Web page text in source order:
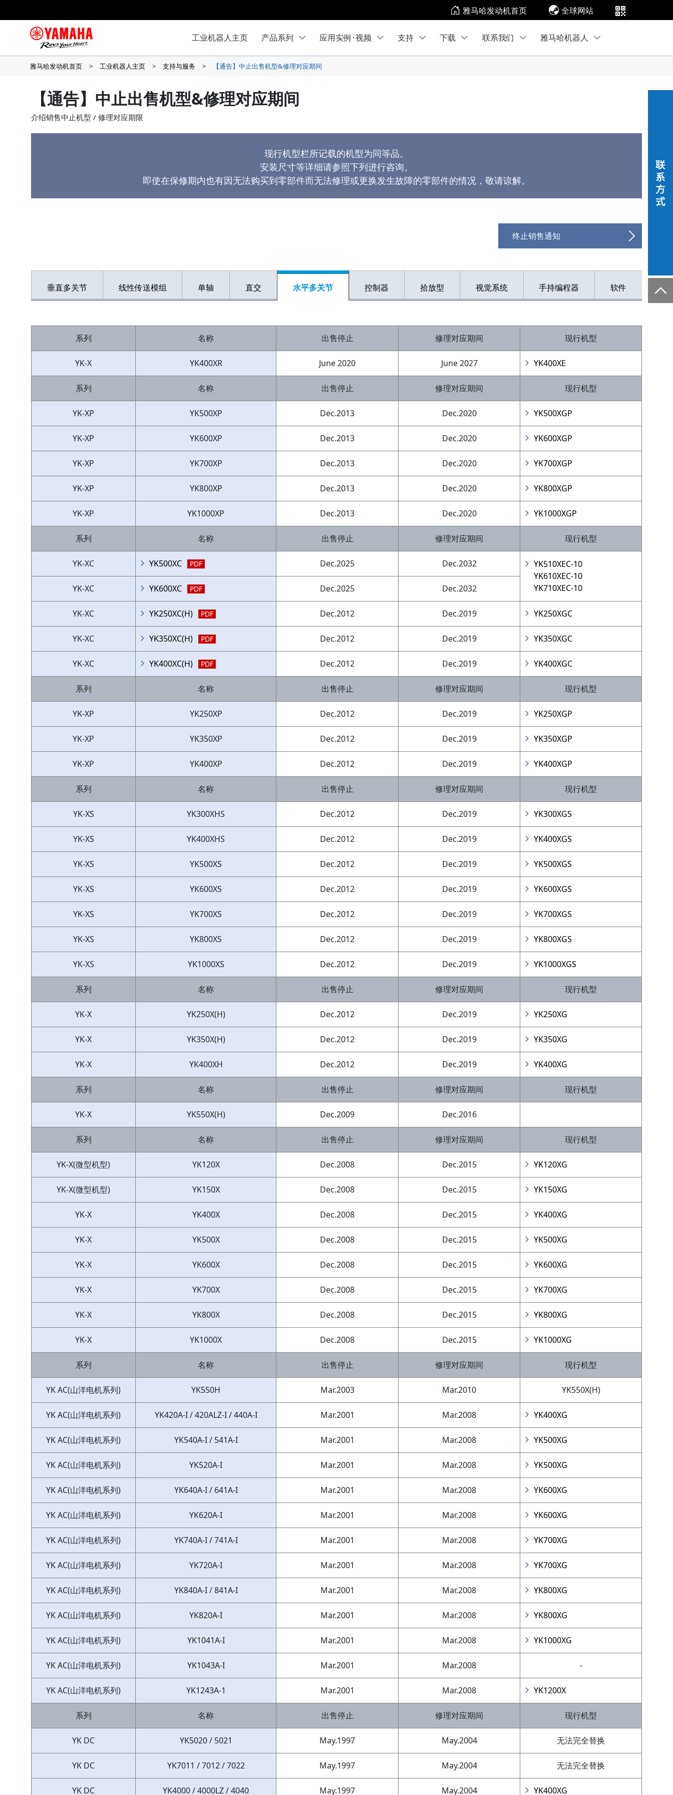
雅马哈发动机首页 全球网站
工业机器人主页 产品系列 应用实例･视频 支持 下载 联系我们 雅马哈机器人
雅马哈发动机首页 工业机器人主页 支持与服务 【通告】中止出售机型&修理对应期间
【通告】中止出售机型&修理对应期间
介绍销售中止机型 / 修理对应期限
现行机型栏所记载的机型为同等品。
安装尺寸等详细请参照下列进行咨询。
即使在保修期内也有因无法购买到零部件而无法修理或更换发生故障的零部件的情况，敬请谅解。
终止销售通知
垂直多关节 线性传送模组 单轴 直交 水平多关节 控制器 拾放型 视觉系统 手持编程器 软件
系列 名称 出售停止 修理对应期间 现行机型
YK-X YK400XR June 2020 June 2027 YK400XE
系列 名称 出售停止 修理对应期间 现行机型
YK-XP YK500XP Dec.2013 Dec.2020 YK500XGP
YK-XP YK600XP Dec.2013 Dec.2020 YK600XGP
YK-XP YK700XP Dec.2013 Dec.2020 YK700XGP
YK-XP YK800XP Dec.2013 Dec.2020 YK800XGP
YK-XP YK1000XP Dec.2013 Dec.2020 YK1000XGP
系列 名称 出售停止 修理对应期间 现行机型
YK-XC YK500XC PDF Dec.2025 Dec.2032
YK510XEC-10
YK610XEC-10
YK710XEC-10
YK-XC YK600XC PDF Dec.2025 Dec.2032
YK-XC YK250XC(H) PDF Dec.2012 Dec.2019 YK250XGC
YK-XC YK350XC(H) PDF Dec.2012 Dec.2019 YK350XGC
YK-XC YK400XC(H) PDF Dec.2012 Dec.2019 YK400XGC
系列 名称 出售停止 修理对应期间 现行机型
YK-XP YK250XP Dec.2012 Dec.2019 YK250XGP
YK-XP YK350XP Dec.2012 Dec.2019 YK350XGP
YK-XP YK400XP Dec.2012 Dec.2019 YK400XGP
系列 名称 出售停止 修理对应期间 现行机型
YK-XS YK300XHS Dec.2012 Dec.2019 YK300XGS
YK-XS YK400XHS Dec.2012 Dec.2019 YK400XGS
YK-XS YK500XS Dec.2012 Dec.2019 YK500XGS
YK-XS YK600XS Dec.2012 Dec.2019 YK600XGS
YK-XS YK700XS Dec.2012 Dec.2019 YK700XGS
YK-XS YK800XS Dec.2012 Dec.2019 YK800XGS
YK-XS YK1000XS Dec.2012 Dec.2019 YK1000XGS
系列 名称 出售停止 修理对应期间 现行机型
YK-X YK250X(H) Dec.2012 Dec.2019 YK250XG
YK-X YK350X(H) Dec.2012 Dec.2019 YK350XG
YK-X YK400XH Dec.2012 Dec.2019 YK400XG
系列 名称 出售停止 修理对应期间 现行机型
YK-X YK550X(H) Dec.2009 Dec.2016
系列 名称 出售停止 修理对应期间 现行机型
YK-X(微型机型) YK120X Dec.2008 Dec.2015 YK120XG
YK-X(微型机型) YK150X Dec.2008 Dec.2015 YK150XG
YK-X YK400X Dec.2008 Dec.2015 YK400XG
YK-X YK500X Dec.2008 Dec.2015 YK500XG
YK-X YK600X Dec.2008 Dec.2015 YK600XG
YK-X YK700X Dec.2008 Dec.2015 YK700XG
YK-X YK800X Dec.2008 Dec.2015 YK800XG
YK-X YK1000X Dec.2008 Dec.2015 YK1000XG
系列 名称 出售停止 修理对应期间 现行机型
YK AC(山洋电机系列) YK550H Mar.2003 Mar.2010 YK550X(H)
YK AC(山洋电机系列) YK420A-I / 420ALZ-I / 440A-I Mar.2001 Mar.2008 YK400XG
YK AC(山洋电机系列) YK540A-I / 541A-I Mar.2001 Mar.2008 YK500XG
YK AC(山洋电机系列) YK520A-I Mar.2001 Mar.2008 YK500XG
YK AC(山洋电机系列) YK640A-I / 641A-I Mar.2001 Mar.2008 YK600XG
YK AC(山洋电机系列) YK620A-I Mar.2001 Mar.2008 YK600XG
YK AC(山洋电机系列) YK740A-I / 741A-I Mar.2001 Mar.2008 YK700XG
YK AC(山洋电机系列) YK720A-I Mar.2001 Mar.2008 YK700XG
YK AC(山洋电机系列) YK840A-I / 841A-I Mar.2001 Mar.2008 YK800XG
YK AC(山洋电机系列) YK820A-I Mar.2001 Mar.2008 YK800XG
YK AC(山洋电机系列) YK1041A-I Mar.2001 Mar.2008 YK1000XG
YK AC(山洋电机系列) YK1043A-I Mar.2001 Mar.2008 -
YK AC(山洋电机系列) YK1243A-1 Mar.2001 Mar.2008 YK1200X
系列 名称 出售停止 修理对应期间 现行机型
YK DC YK5020 / 5021 May.1997 May.2004 无法完全替换
YK DC YK7011 / 7012 / 7022 May.1997 May.2004 无法完全替换
YK DC YK4000 / 4000LZ / 4040 May.1997 May.2004 YK400XG